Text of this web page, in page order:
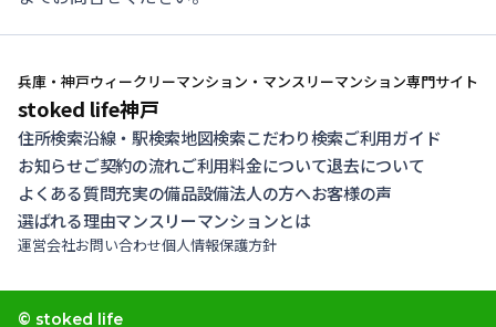
兵庫・神戸ウィークリーマンション・マンスリーマンション専門サイト
stoked life神戸
住所検索沿線・駅検索地図検索こだわり検索ご利用ガイド
お知らせご契約の流れご利用料金について退去について
よくある質問充実の備品設備法人の方へお客様の声
選ばれる理由マンスリーマンションとは
運営会社お問い合わせ個人情報保護方針
© stoked life